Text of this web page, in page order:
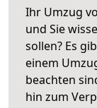
Ihr Umzug
und Sie
sollen? Es
einem
beachten
hin zum